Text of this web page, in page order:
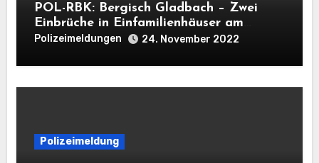
POL-RBK: Bergisch Gladbach – Zwei
Einbrüche in Einfamilienhäuser am
Mittwoch
Polizeimeldungen 24. November 2022
Polizeimeldung